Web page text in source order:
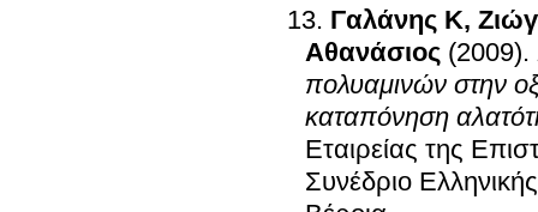
Γαλάνης Κ,
Αθανάσιος (2009).
πολυαμινών στην
καταπόνηση
Εταιρείας της
Συνέδριο